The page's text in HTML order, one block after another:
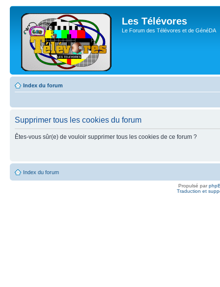
Les Télévores
Le Forum des Télévores et de GénéDA
Index du forum
Supprimer tous les cookies du forum
Êtes-vous sûr(e) de vouloir supprimer tous les cookies de ce forum ?
Index du forum
Propulsé par
Traduction et